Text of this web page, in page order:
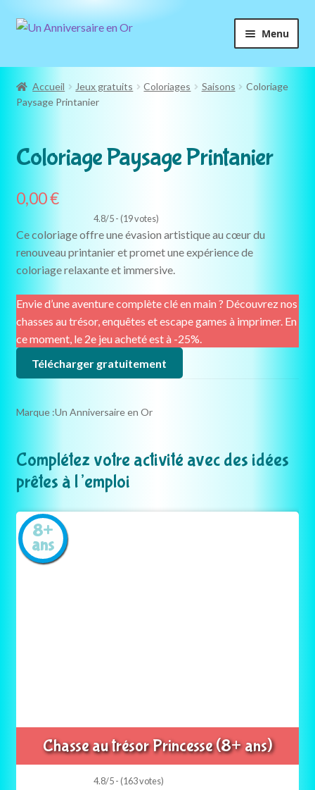
Aller
navigation
Aller
Menu
Accueil Jeux gratuits Coloriages Saisons
Coloriage
Paysage Printanier
GRATUIT
Coloriage Paysage Printanier
0,00€
4.8/5 - (19 votes)
Ce coloriage offre une évasion artistique au cœur du
renouveau printanier et promet une expérience de
coloriage relaxante et immersive.
Envie d’une aventure complète clé en main ? Découvrez nos
chasses au trésor, enquêtes et escape games à imprimer. En
ce moment, le 2e jeu acheté est à -25%.
Télécharger gratuitement
Marque :Un Anniversaire en Or
Complétez votre activité avec des idées
prêtes à l’emploi
8+
ans
Chasse au trésor Princesse (8+ ans)
4.8/5 - (163 votes)